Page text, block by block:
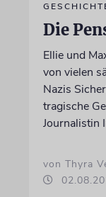
Die
Ellie und
von vielen
Nazis
tragische
Journalistin
von Thyra